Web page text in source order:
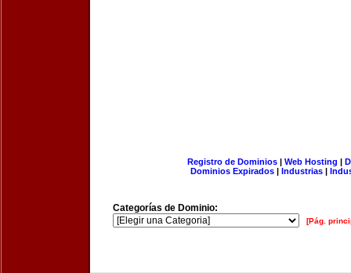
Registro de Dominios| Web Hosting |
Dominios Expirados | Industrias |
Categorías de Dominio:
[Pág.